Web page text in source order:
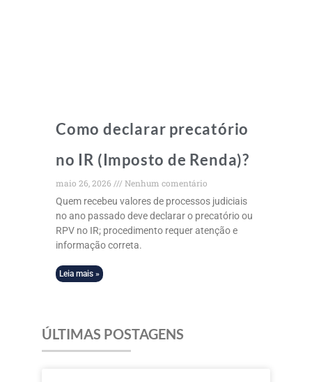
Como declarar precatório
no IR (Imposto de Renda)?
maio 26, 2026
Nenhum comentário
Quem recebeu valores de processos judiciais
no ano passado deve declarar o precatório ou
RPV no IR; procedimento requer atenção e
informação correta.
Leia mais »
ÚLTIMAS POSTAGENS